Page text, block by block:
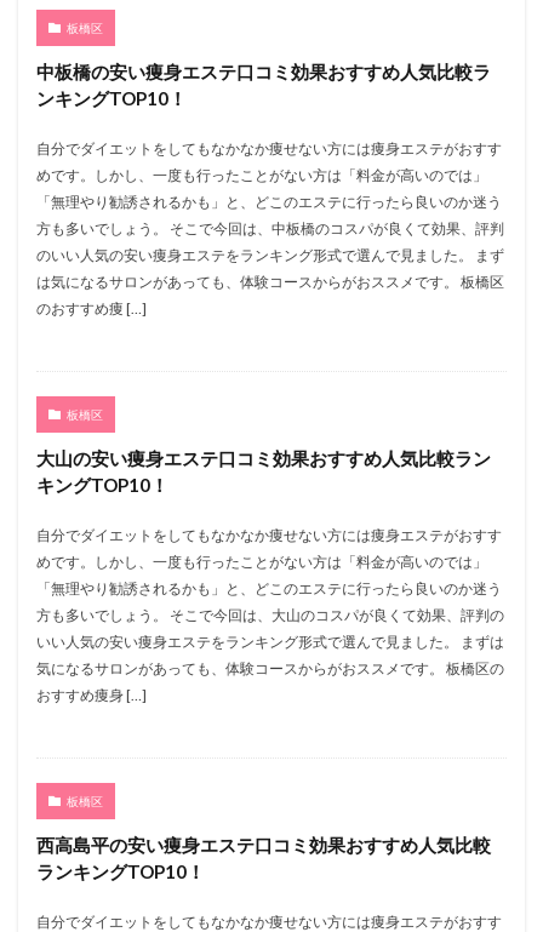
板橋区
中板橋の安い痩身エステ口コミ効果おすすめ人気比較ラ
ンキングTOP10！
自分でダイエットをしてもなかなか痩せない方には痩身エステがおすす
めです。しかし、一度も行ったことがない方は「料金が高いのでは」
「無理やり勧誘されるかも」と、どこのエステに行ったら良いのか迷う
方も多いでしょう。 そこで今回は、中板橋のコスパが良くて効果、評判
のいい人気の安い痩身エステをランキング形式で選んで見ました。 まず
は気になるサロンがあっても、体験コースからがおススメです。 板橋区
のおすすめ痩 […]
板橋区
大山の安い痩身エステ口コミ効果おすすめ人気比較ラン
キングTOP10！
自分でダイエットをしてもなかなか痩せない方には痩身エステがおすす
めです。しかし、一度も行ったことがない方は「料金が高いのでは」
「無理やり勧誘されるかも」と、どこのエステに行ったら良いのか迷う
方も多いでしょう。 そこで今回は、大山のコスパが良くて効果、評判の
いい人気の安い痩身エステをランキング形式で選んで見ました。 まずは
気になるサロンがあっても、体験コースからがおススメです。 板橋区の
おすすめ痩身 […]
板橋区
西高島平の安い痩身エステ口コミ効果おすすめ人気比較
ランキングTOP10！
自分でダイエットをしてもなかなか痩せない方には痩身エステがおすす